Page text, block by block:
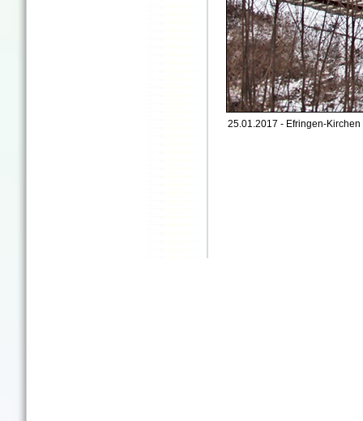
25.01.2017 - Efringen-Kirchen